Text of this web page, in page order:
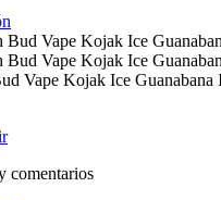
Vape Kojak Ice Guanabana
comentarios